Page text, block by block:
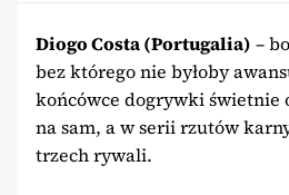
Diogo Costa (Portugalia) –
bez którego nie byłoby
końcówce dogrywki świetnie
na sam, a w serii rzutów
trzech rywali.